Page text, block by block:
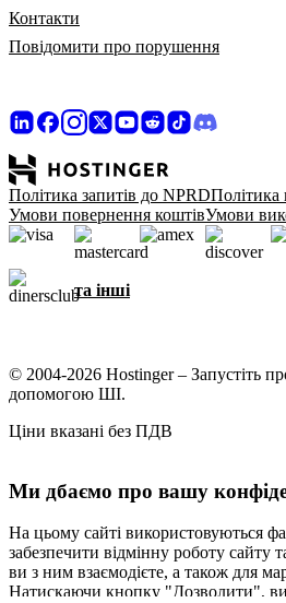
Контакти
Повідомити про порушення
Політика запитів до NPRDПолітика
Умови повернення коштівУмови
та інші
© 2004-2026 Hostinger – Запустіть
допомогою ШІ.
Ціни вказані без ПДВ
Ми дбаємо про вашу
На цьому сайті використовуються
забезпечити відмінну роботу сайту
ви з ним взаємодієте, а також для
Натискаючи кнопку "Дозволити", ви